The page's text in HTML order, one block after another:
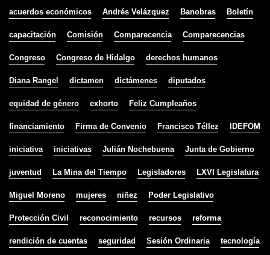
acuerdos económicos Andrés Velázquez Banobras Boletín
capacitación Comisión Comparecencia Comparecencias
Congreso Congreso de Hidalgo derechos humanos
Diana Rangel dictamen dictámenes diputados
equidad de género exhorto Feliz Cumpleaños
financiamiento Firma de Convenio Francisco Téllez IDEFOM
iniciativa iniciativas Julián Nochebuena Junta de Gobierno
juventud La Mina del Tiempo Legisladores LXVI Legislatura
Miguel Moreno mujeres niñez Poder Legislativo
Protección Civil reconocimiento recursos reforma
rendición de cuentas seguridad Sesión Ordinaria tecnología